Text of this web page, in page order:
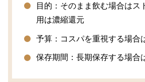
目的：そのまま飲む場合はス
用は濃縮還元
予算：コスパを重視する場合
保存期間：長期保存する場合